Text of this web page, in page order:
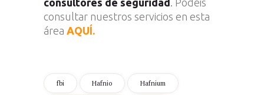
consultar nuestros servicios en esta
área AQUÍ.
fbi Hafnio Hafnium